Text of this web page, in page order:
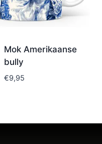
Mok Amerikaanse
bully
€9,95